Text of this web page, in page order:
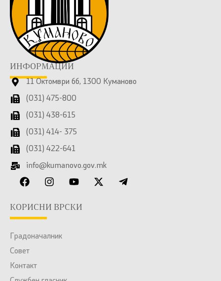
ИНФОРМАЦИИ
11 Октомври бб, 1300 Куманово
(031) 475-800
(031) 438-615
(031) 414- 375
(031) 422-641
info@kumanovo.gov.mk
КОРИСНИ ВРСКИ
Градоначалник
Совет
Контакт